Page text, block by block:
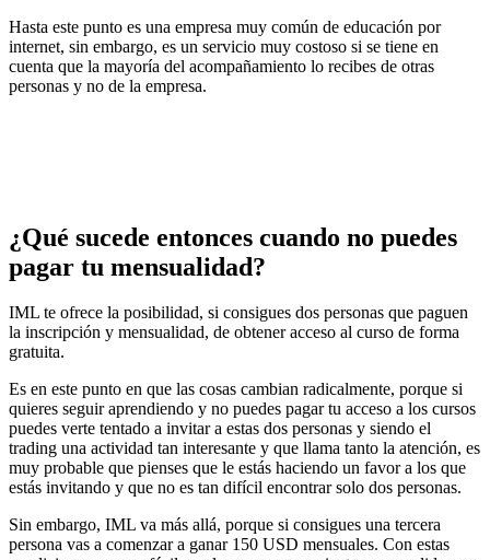
Hasta este punto es una empresa muy común de educación por
internet, sin embargo, es un servicio muy costoso si se tiene en
cuenta que la mayoría del acompañamiento lo recibes de otras
personas y no de la empresa.
¿Qué sucede entonces cuando no puedes
pagar tu mensualidad?
IML te ofrece la posibilidad, si consigues dos personas que paguen
la inscripción y mensualidad, de obtener acceso al curso de forma
gratuita.
Es en este punto en que las cosas cambian radicalmente, porque si
quieres seguir aprendiendo y no puedes pagar tu acceso a los cursos
puedes verte tentado a invitar a estas dos personas y siendo el
trading una actividad tan interesante y que llama tanto la atención, es
muy probable que pienses que le estás haciendo un favor a los que
estás invitando y que no es tan difícil encontrar solo dos personas.
Sin embargo, IML va más allá, porque si consigues una tercera
persona vas a comenzar a ganar 150 USD mensuales. Con estas